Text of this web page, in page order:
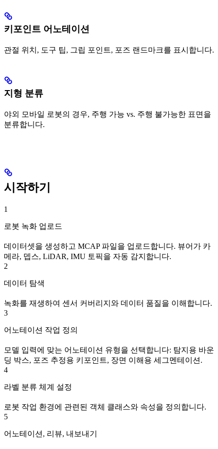
키포인트 어노테이션
관절 위치, 도구 팁, 그립 포인트, 포즈 랜드마크를 표시합니다.
지형 분류
야외 모바일 로봇의 경우, 주행 가능 vs. 주행 불가능한 표면을
분류합니다.
시작하기
1
로봇 녹화 업로드
데이터셋을 생성하고 MCAP 파일을 업로드합니다. 뷰어가 카
메라, 뎁스, LiDAR, IMU 토픽을 자동 감지합니다.
2
데이터 탐색
녹화를 재생하여 센서 커버리지와 데이터 품질을 이해합니다.
3
어노테이션 작업 정의
모델 입력에 맞는 어노테이션 유형을 선택합니다: 탐지용 바운
딩 박스, 포즈 추정용 키포인트, 장면 이해용 세그멘테이션.
4
라벨 분류 체계 설정
로봇 작업 환경에 관련된 객체 클래스와 속성을 정의합니다.
5
어노테이션, 리뷰, 내보내기